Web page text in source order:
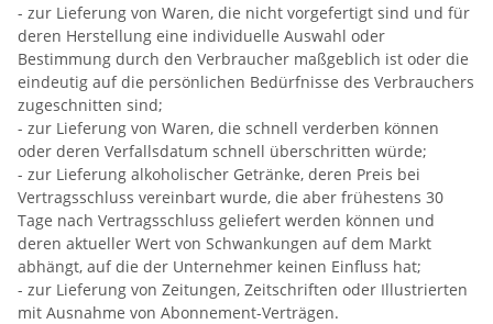
- zur Lieferung von Waren, die nicht vorgefertigt sind und für
deren Herstellung eine individuelle Auswahl oder
Bestimmung durch den Verbraucher maßgeblich ist oder die
eindeutig auf die persönlichen Bedürfnisse des Verbrauchers
zugeschnitten sind;
- zur Lieferung von Waren, die schnell verderben können
oder deren Verfallsdatum schnell überschritten würde;
- zur Lieferung alkoholischer Getränke, deren Preis bei
Vertragsschluss vereinbart wurde, die aber frühestens 30
Tage nach Vertragsschluss geliefert werden können und
deren aktueller Wert von Schwankungen auf dem Markt
abhängt, auf die der Unternehmer keinen Einfluss hat;
- zur Lieferung von Zeitungen, Zeitschriften oder Illustrierten
mit Ausnahme von Abonnement-Verträgen.